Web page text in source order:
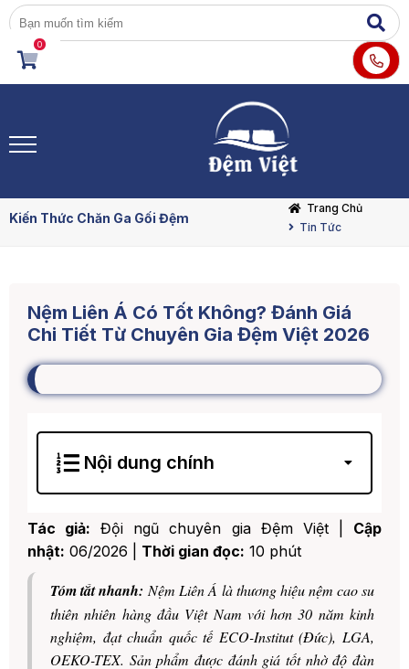
0
Kiến Thức Chăn Ga Gối Đệm
Trang Chủ
Tin Tức
Nệm Liên Á Có Tốt Không? Đánh Giá
Chi Tiết Từ Chuyên Gia Đệm Việt 2026
Nội dung chính
1. I. Giới Thiệu Thương Hiệu Nệm Liên Á
2. II. Nệm Liên Á Có Tốt Không? 7 Lý Do
Khẳng Định Chất Lượng
100% nguyên chất
2. 2. Đạt nhiều chứng nhận quốc tế
uy tín
3. 3. Độ thoáng khí vượt trội
Tác giả: Đội ngũ chuyên gia Đệm Việt | Cập
nhật: 06/2026 | Thời gian đọc: 10 phút
Tóm tắt nhanh: Nệm Liên Á là thương hiệu nệm cao su
thiên nhiên hàng đầu Việt Nam với hơn 30 năm kinh
nghiệm, đạt chuẩn quốc tế ECO-Institut (Đức), LGA,
OEKO-TEX. Sản phẩm được đánh giá tốt nhờ độ đàn